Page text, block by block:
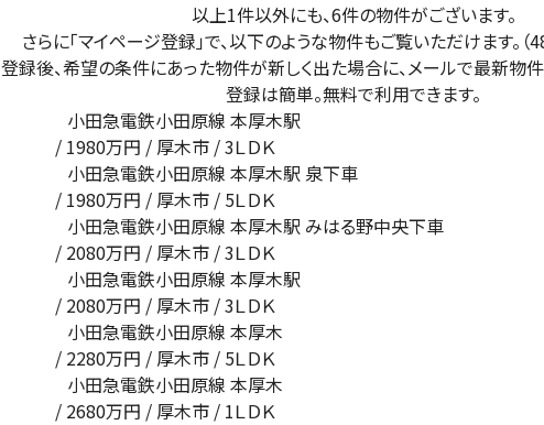
以上1件以外にも、6件の物件がございます。
さらに「マイページ登録」で、以下のような物件もご覧いただけます。
登録後、希望の条件にあった物件が新しく出た場合に、メールで最新物
登録は簡単。無料で利用できます。
小田急電鉄小田原線 本厚木駅
/ 1980万円 / 厚木市 / 3ＬＤＫ
小田急電鉄小田原線 本厚木駅 泉下車
/ 1980万円 / 厚木市 / 5ＬＤＫ
小田急電鉄小田原線 本厚木駅 みはる野中央下車
/ 2080万円 / 厚木市 / 3ＬＤＫ
小田急電鉄小田原線 本厚木駅
/ 2080万円 / 厚木市 / 3ＬＤＫ
小田急電鉄小田原線 本厚木
/ 2280万円 / 厚木市 / 5ＬＤＫ
小田急電鉄小田原線 本厚木
/ 2680万円 / 厚木市 / 1ＬＤＫ